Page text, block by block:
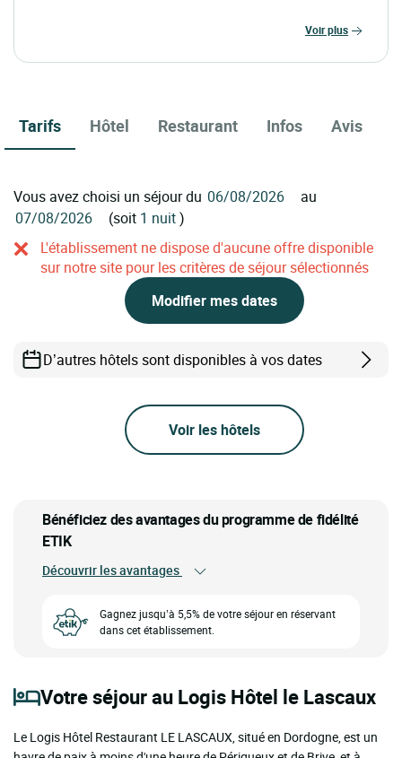
voir plus
Tarifs Hôtel Restaurant Infos Avis
Vous avez choisi un séjour du
au
(soit 1 nuit)
L'établissement ne dispose d'aucune offre disponible
sur notre site pour les critères de séjour sélectionnés
Modifier mes dates
D’autres hôtels sont disponibles à vos dates
Voir les hôtels
Bénéficiez des avantages du programme de fidélité
ETIK
Découvrir les avantages
Gagnez jusqu’à 5,5% de votre séjour en réservant
dans cet établissement.
Votre séjour au Logis Hôtel le Lascaux
Le Logis Hôtel Restaurant LE LASCAUX, situé en Dordogne, est un